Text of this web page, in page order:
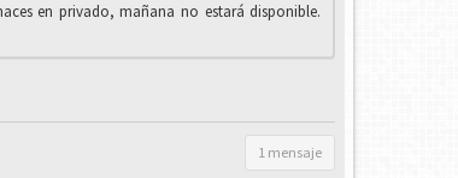
en privado, mañana no estará disponible.
1 mensaje